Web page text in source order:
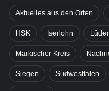
Aktuelles aus den Orten
HSK Iserlohn
Märkischer Kreis
Siegen Südwestfalen